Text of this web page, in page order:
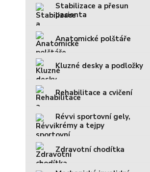
Stabilizace a přesun
pacienta
Anatomické polštáře
Kluzné desky a podložky
Rehabilitace a cvičení
Révvi sportovní gely,
krémy a tejpy
Zdravotní chodítka